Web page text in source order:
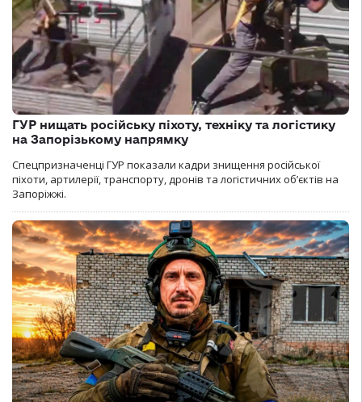
ГУР нищать російську піхоту, техніку та логістику
на Запорізькому напрямку
Спецпризначенці ГУР показали кадри знищення російської
піхоти, артилерії, транспорту, дронів та логістичних об’єктів на
Запоріжжі.